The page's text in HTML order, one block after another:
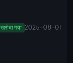
खरीदा गया 2025-08-01